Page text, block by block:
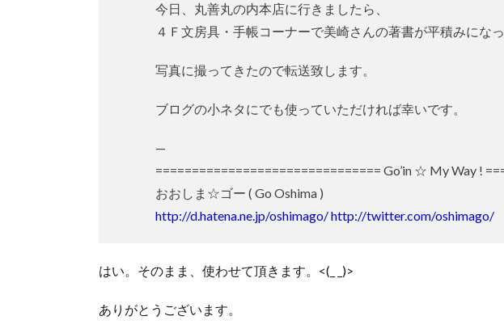
今日、丸善丸の内本店に行きましたら、
４Ｆ文房具・手帳コーナーで美崎さんの著書が平積みになっ
写真に撮ってきたので転送致します。
ブログの小ネタにでも使っていただければ幸いです。
—
=============================== Go’in ☆ My Way !
おおしま☆ゴー ( Go Oshima )
http://d.hatena.ne.jp/oshimago/http://twitter.com/oshimago/
はい。そのまま、使わせて頂きます。<(_ _)>
ありがとうございます。